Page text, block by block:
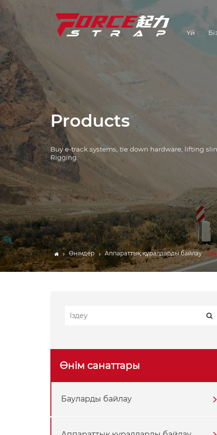
Үй
Аппараттық құралдарды
L Track Systems
Тізбек және
Көтергіштер
ЖҮК БАРЛАР
Веблинг
Көтергіш механизмнің
құрамдас бөліктері
Products
Buy e-track systems, tie down hardware, lifting
Rigging.
Өнімдер Аппараттық құралдарды байлау
Өнім санаттары
Бауларды байлау